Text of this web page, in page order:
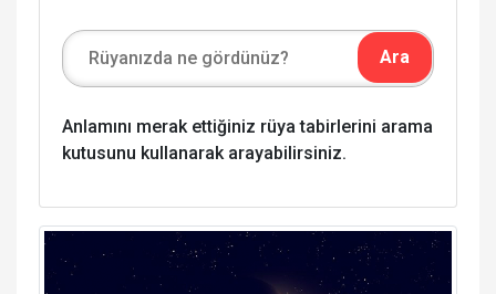
Anlamını merak ettiğiniz rüya tabirlerini arama
kutusunu kullanarak arayabilirsiniz.